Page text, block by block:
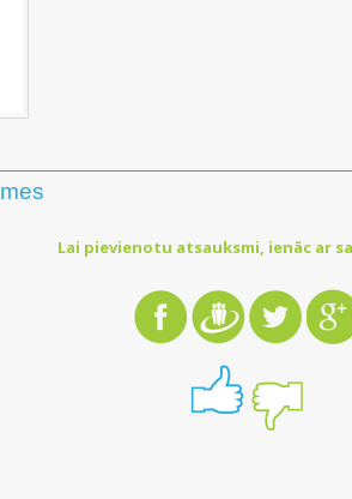
Lai pievienotu atsauksmi, ienāc ar